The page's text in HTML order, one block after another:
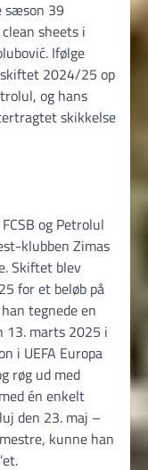
sæson 39
sheets i
Ifølge
2024/25 op
og hans
skikkelse
og Petrolul
klubben Zimas
Skiftet blev
for et beløb på
tegnede en
13. marts 2025 i
i UEFA Europa
røg ud med
én enkelt
den 23. maj –
kunne han